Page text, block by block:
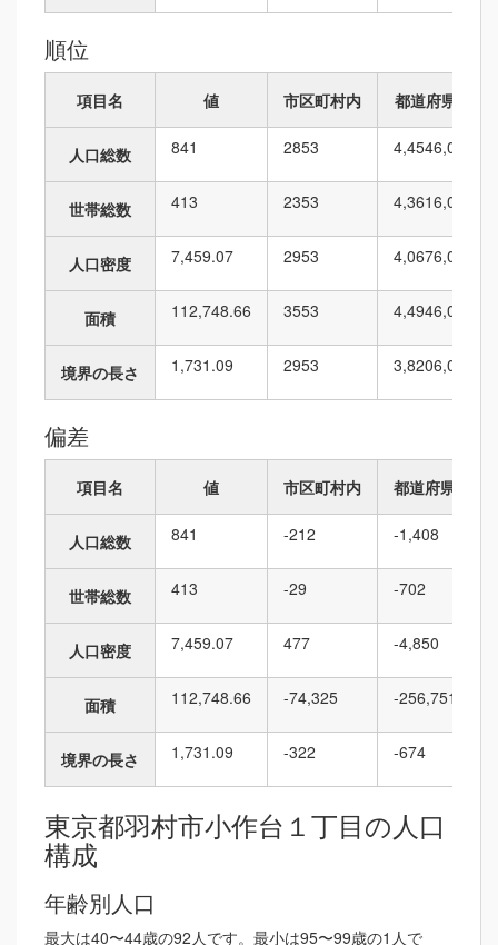
順位
項目名 値 市区町村内 都道府県内
人口総数 841 2853 4,4546,010
世帯総数 413 2353 4,3616,010
人口密度 7,459.07 2953 4,0676,010
面積 112,748.66 3553 4,4946,010
境界の長さ 1,731.09 2953 3,8206,010
偏差
項目名 値 市区町村内 都道府県内
人口総数 841 -212 -1,408
世帯総数 413 -29 -702
人口密度 7,459.07 477 -4,850
面積 112,748.66 -74,325 -256,751
境界の長さ 1,731.09 -322 -674
東京都羽村市小作台１丁目の人口
構成
年齢別人口
最大は40〜44歳の92人です。最小は95〜99歳の1人で